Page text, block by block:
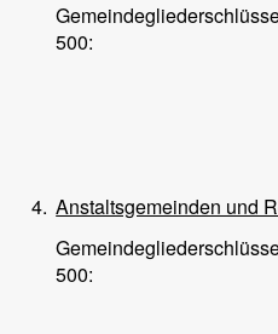
500:
4. Anstaltsgemeinden und
500: